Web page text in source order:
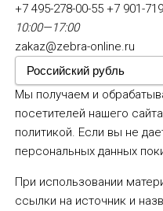
+7 495-278-00-55+7 901-
10:00—17:00
zakaz@zebra-online.ru
Мы получаем и
посетителей нашего
политикой. Если вы не
персональных данных
При использовании
ссылки на источник и